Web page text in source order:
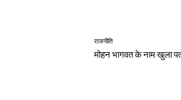
राजनीति
मोहन भागवत के नाम खुला